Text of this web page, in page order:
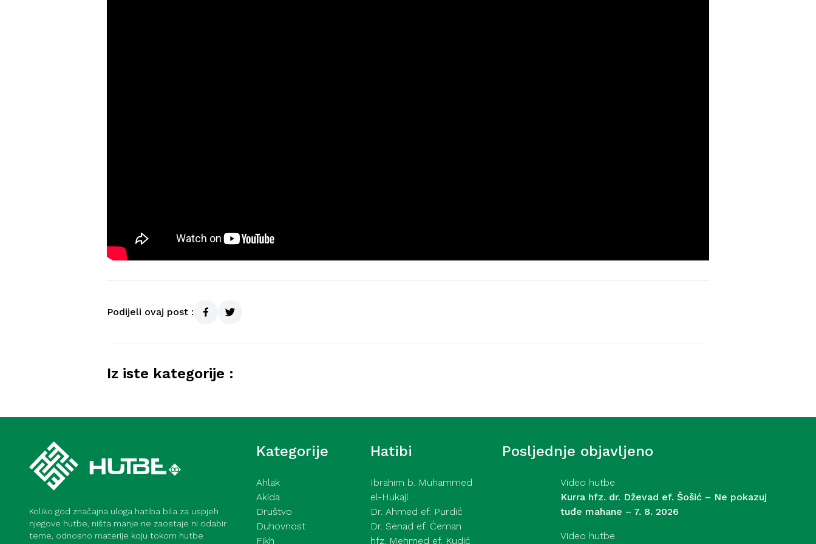
Podijeli ovaj post :
Iz iste kategorije :
Koliko god značajna uloga hatiba bila za uspjeh
njegove hutbe, ništa manje ne zaostaje ni odabir
teme, odnosno materije koju tokom hutbe
Kategorije
Ahlak
Akida
Društvo
Duhovnost
Fikh
Hatibi
Ibrahim b. Muhammed
el-Hukajl
Dr. Ahmed ef. Purdić
Dr. Senad ef. Ćeman
hfz. Mehmed ef. Kudić
Posljednje objavljeno
Video hutbe
Kurra hfz. dr. Dževad ef. Šošić – Ne pokazuj
tuđe mahane – 7. 8. 2026
Video hutbe